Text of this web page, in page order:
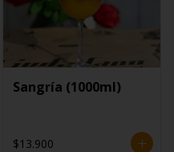
Sangría (1000ml)
$13.900